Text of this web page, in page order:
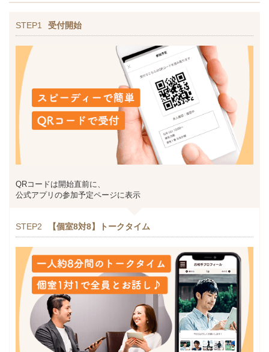
STEP1 受付開始
QRコードは開始直前に、
公式アプリの参加予定ページに表示
STEP2 【個室8対8】トークタイム